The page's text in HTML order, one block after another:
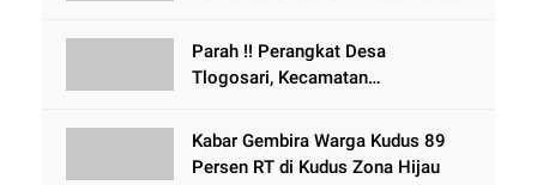
Parah !! Perangkat Desa
Tlogosari, Kecamatan
Rumah dari BAZNAS
Kabar Gembira Warga Kudus 89
Persen RT di Kudus Zona Hijau